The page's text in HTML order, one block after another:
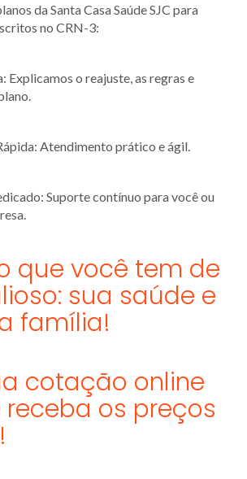
da Santa Casa Saúde SJC para
no CRN-3:
Explicamos o reajuste, as regras e
Atendimento prático e ágil.
Suporte contínuo para você ou
que você tem de
sua saúde e
família!
cotação online
os preços